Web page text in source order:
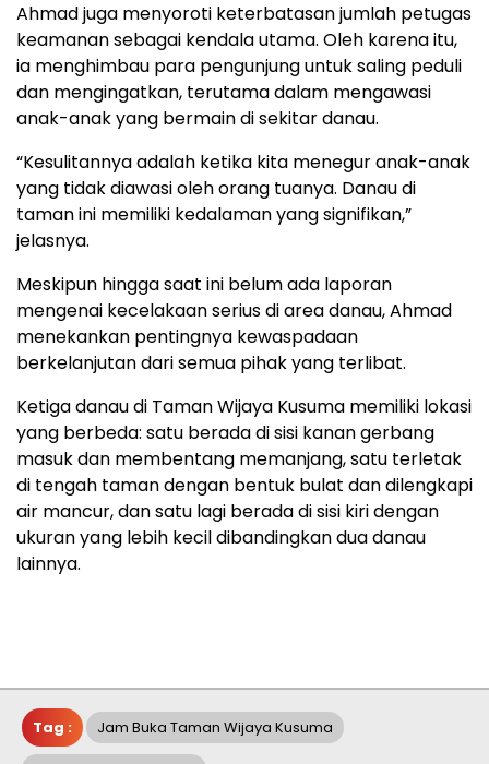
Ahmad juga menyoroti keterbatasan jumlah petugas
keamanan sebagai kendala utama. Oleh karena itu,
ia menghimbau para pengunjung untuk saling peduli
dan mengingatkan, terutama dalam mengawasi
anak-anak yang bermain di sekitar danau.
“Kesulitannya adalah ketika kita menegur anak-anak
yang tidak diawasi oleh orang tuanya. Danau di
taman ini memiliki kedalaman yang signifikan,”
jelasnya.
Meskipun hingga saat ini belum ada laporan
mengenai kecelakaan serius di area danau, Ahmad
menekankan pentingnya kewaspadaan
berkelanjutan dari semua pihak yang terlibat.
Ketiga danau di Taman Wijaya Kusuma memiliki lokasi
yang berbeda: satu berada di sisi kanan gerbang
masuk dan membentang memanjang, satu terletak
di tengah taman dengan bentuk bulat dan dilengkapi
air mancur, dan satu lagi berada di sisi kiri dengan
ukuran yang lebih kecil dibandingkan dua danau
lainnya.
Tag : Jam Buka Taman Wijaya Kusuma